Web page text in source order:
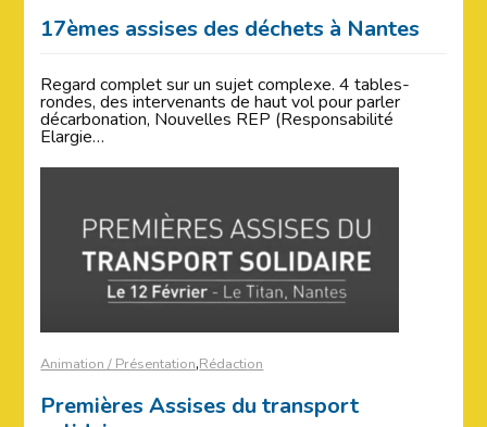
17èmes assises des déchets à Nantes
Regard complet sur un sujet complexe. 4 tables-
rondes, des intervenants de haut vol pour parler
décarbonation, Nouvelles REP (Responsabilité
Elargie…
Animation / Présentation,Rédaction
Premières Assises du transport